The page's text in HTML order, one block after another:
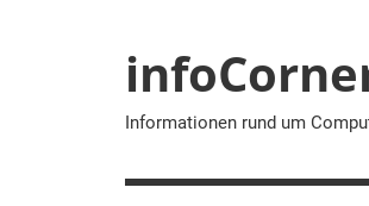
Informationen rund um